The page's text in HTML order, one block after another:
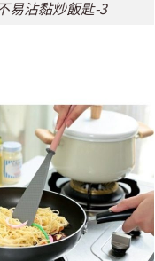
易沾黏炒飯匙-3